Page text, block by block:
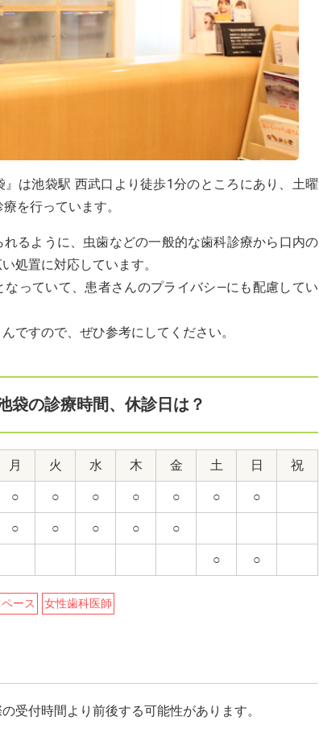
』は池袋駅 西武口より徒歩1分のところにあり、土曜
を行っています。
るように、虫歯などの一般的な歯科診療から口内の
処置に対応しています。
なっていて、患者さんのプライバシ―にも配慮してい
ですので、ぜひ参考にしてください。
袋の診療時間、休診日は？
月 火 水 木 金 土 日 祝
○ ○ ○ ○ ○ ○ ○
○ ○ ○ ○ ○
○ ○
ース 女性歯科医師
受付時間より前後する可能性があります。